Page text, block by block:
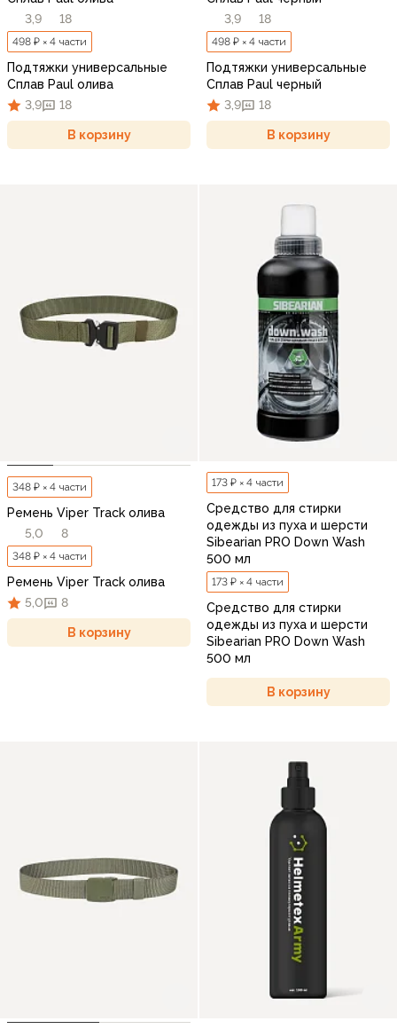
3,9
18
498 ₽ × 4 части
Подтяжки универсальные
Сплав Paul олива
3,9
18
В корзину
3,9
18
498 ₽ × 4 части
Подтяжки универсальные
Сплав Paul черный
3,9
18
В корзину
348 ₽ × 4 части
Ремень Viper Track олива
5,0
8
348 ₽ × 4 части
Ремень Viper Track олива
5,0
8
В корзину
173 ₽ × 4 части
Средство для стирки
одежды из пуха и шерсти
Sibearian PRO Down Wash
500 мл
173 ₽ × 4 части
Средство для стирки
одежды из пуха и шерсти
Sibearian PRO Down Wash
500 мл
В корзину